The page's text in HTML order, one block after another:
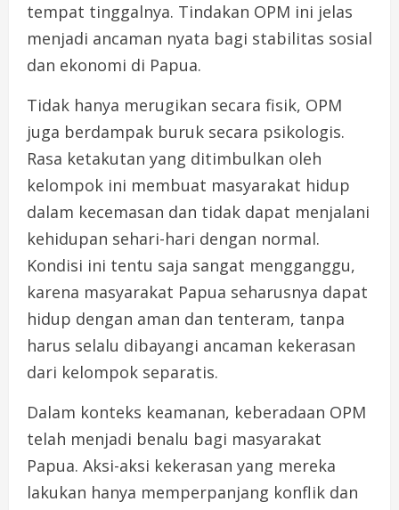
tempat tinggalnya. Tindakan OPM ini jelas
menjadi ancaman nyata bagi stabilitas sosial
dan ekonomi di Papua.
Tidak hanya merugikan secara fisik, OPM
juga berdampak buruk secara psikologis.
Rasa ketakutan yang ditimbulkan oleh
kelompok ini membuat masyarakat hidup
dalam kecemasan dan tidak dapat menjalani
kehidupan sehari-hari dengan normal.
Kondisi ini tentu saja sangat mengganggu,
karena masyarakat Papua seharusnya dapat
hidup dengan aman dan tenteram, tanpa
harus selalu dibayangi ancaman kekerasan
dari kelompok separatis.
Dalam konteks keamanan, keberadaan OPM
telah menjadi benalu bagi masyarakat
Papua. Aksi-aksi kekerasan yang mereka
lakukan hanya memperpanjang konflik dan